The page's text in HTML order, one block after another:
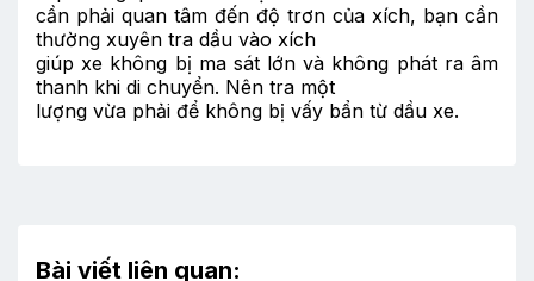
cần phải quan tâm đến độ trơn của xích, bạn cần
thường xuyên tra dầu vào xích
giúp xe không bị ma sát lớn và không phát ra âm
thanh khi di chuyển. Nên tra một
lượng vừa phải để không bị vấy bẩn từ dầu xe.
Bài viết liên quan: